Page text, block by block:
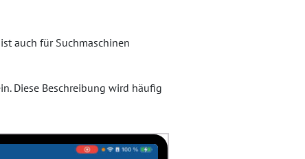
auch für Suchmaschinen
Diese Beschreibung wird häufig